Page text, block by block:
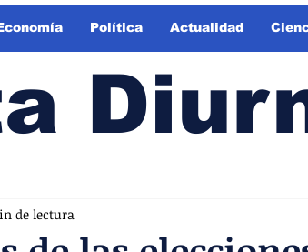
Política Actualidad
de lectura